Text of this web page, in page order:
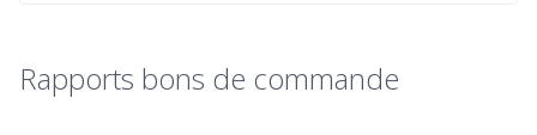
Rapports bons de commande